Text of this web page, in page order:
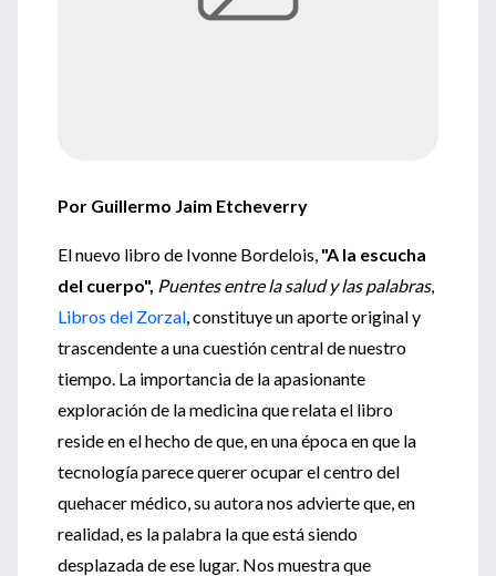
Por Guillermo Jaim Etcheverry
El nuevo libro de Ivonne Bordelois, "A la escucha
del cuerpo", Puentes entre la salud y las palabras,
Libros del Zorzal, constituye un aporte original y
trascendente a una cuestión central de nuestro
tiempo. La importancia de la apasionante
exploración de la medicina que relata el libro
reside en el hecho de que, en una época en que la
tecnología parece querer ocupar el centro del
quehacer médico, su autora nos advierte que, en
realidad, es la palabra la que está siendo
desplazada de ese lugar. Nos muestra que